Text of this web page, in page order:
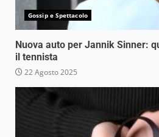
Gossip e Spettacolo
Nuova auto per Jannik Sinner:
il tennista
22 Agosto 2025